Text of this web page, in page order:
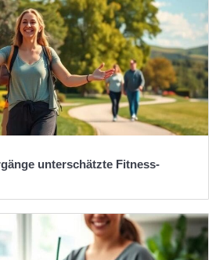
unterschätzte Fitness-